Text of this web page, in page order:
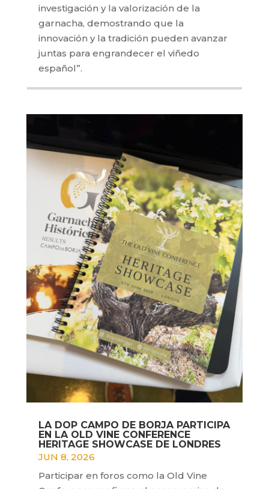
investigación y la valorización de la
garnacha, demostrando que la
innovación y la tradición pueden avanzar
juntas para engrandecer el viñedo
español”.
LA DOP CAMPO DE BORJA PARTICIPA
EN LA OLD VINE CONFERENCE
HERITAGE SHOWCASE DE LONDRES
JUN 8, 2026
Participar en foros como la Old Vine